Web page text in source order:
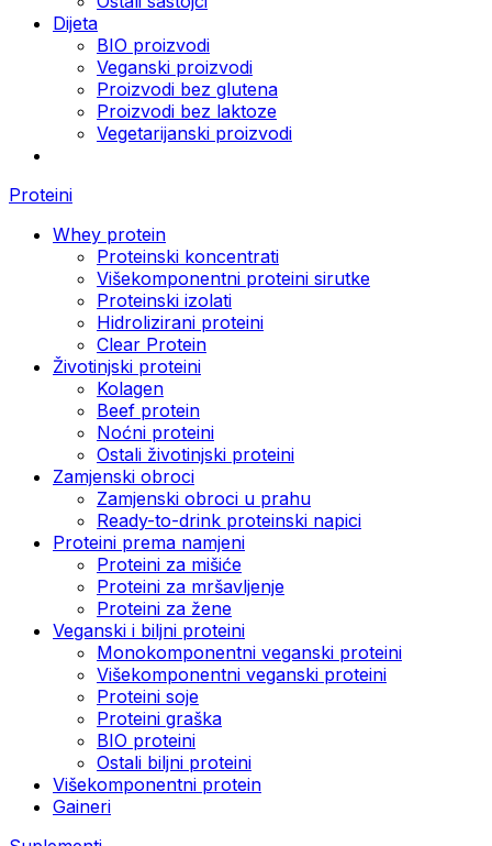
Dijeta
BIO proizvodi
Veganski proizvodi
Proizvodi bez glutena
Proizvodi bez laktoze
Vegetarijanski proizvodi
Proteini
Whey protein
Proteinski koncentrati
Višekomponentni proteini sirutke
Proteinski izolati
Hidrolizirani proteini
Clear Protein
Životinjski proteini
Kolagen
Beef protein
Noćni proteini
Ostali životinjski proteini
Zamjenski obroci
Zamjenski obroci u prahu
Ready-to-drink proteinski napici
Proteini prema namjeni
Proteini za mišiće
Proteini za mršavljenje
Proteini za žene
Veganski i biljni proteini
Monokomponentni veganski proteini
Višekomponentni veganski proteini
Proteini soje
Proteini graška
BIO proteini
Ostali biljni proteini
Višekomponentni protein
Gaineri